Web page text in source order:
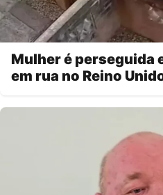
Mulher é perseguida
em rua no Reino